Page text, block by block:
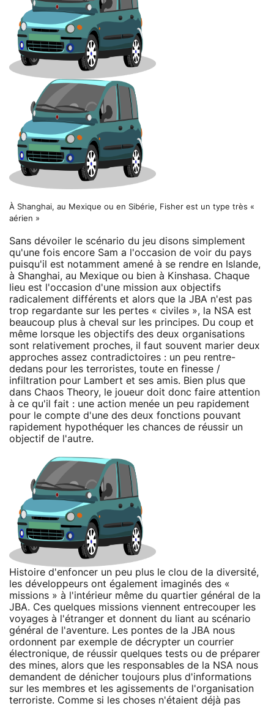
À Shanghai, au Mexique ou en Sibérie, Fisher est un type très «
aérien »
Sans dévoiler le scénario du jeu disons simplement
qu'une fois encore Sam a l'occasion de voir du pays
puisqu'il est notamment amené à se rendre en Islande,
à Shanghai, au Mexique ou bien à Kinshasa. Chaque
lieu est l'occasion d'une mission aux objectifs
radicalement différents et alors que la JBA n'est pas
trop regardante sur les pertes « civiles », la NSA est
beaucoup plus à cheval sur les principes. Du coup et
même lorsque les objectifs des deux organisations
sont relativement proches, il faut souvent marier deux
approches assez contradictoires : un peu rentre-
dedans pour les terroristes, toute en finesse /
infiltration pour Lambert et ses amis. Bien plus que
dans Chaos Theory, le joueur doit donc faire attention
à ce qu'il fait : une action menée un peu rapidement
pour le compte d'une des deux fonctions pouvant
rapidement hypothéquer les chances de réussir un
objectif de l'autre.
Histoire d'enfoncer un peu plus le clou de la diversité,
les développeurs ont également imaginés des «
missions » à l'intérieur même du quartier général de la
JBA. Ces quelques missions viennent entrecouper les
voyages à l'étranger et donnent du liant au scénario
général de l'aventure. Les pontes de la JBA nous
ordonnent par exemple de décrypter un courrier
électronique, de réussir quelques tests ou de préparer
des mines, alors que les responsables de la NSA nous
demandent de dénicher toujours plus d'informations
sur les membres et les agissements de l'organisation
terroriste. Comme si les choses n'étaient déjà pas